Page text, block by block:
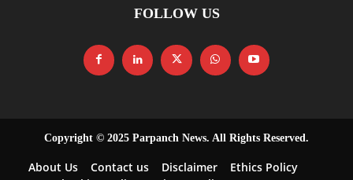
FOLLOW US
Copyright © 2025 Parpanch News. All Rights Reserved.
About Us Contact us Disclaimer
Ethics Policy